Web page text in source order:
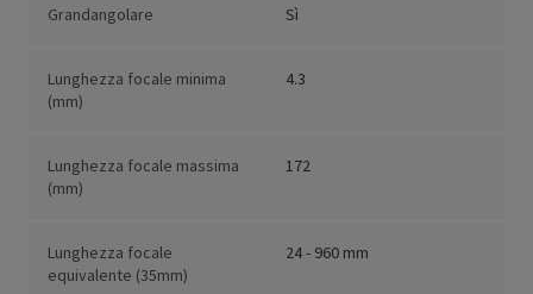
Grandangolare Sì
Lunghezza focale minima
(mm)
4.3
Lunghezza focale massima
(mm)
172
Lunghezza focale
equivalente (35mm)
24 - 960 mm